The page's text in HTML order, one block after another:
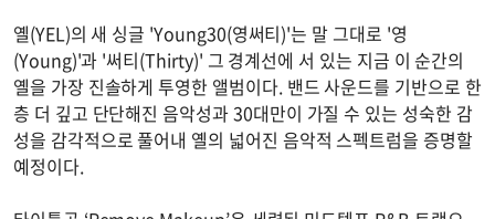
옐(YEL)의 새 싱글 'Young30(영써티)'는 말 그대로 '영
(Young)'과 '써티(Thirty)' 그 경계선에 서 있는 지금 이 순간의
옐을 가장 진솔하게 투영한 앨범이다. 밴드 사운드를 기반으로 한
층 더 깊고 단단해진 음악성과 30대만이 가질 수 있는 성숙한 감
성을 감각적으로 풀어내 옐의 넓어진 음악적 스펙트럼을 증명할
예정이다.